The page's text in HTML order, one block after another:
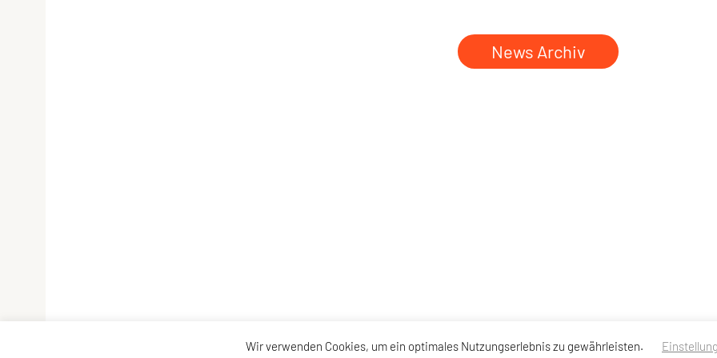
News Archiv
Wir verwenden Cookies, um ein optimales Nutzungserlebnis zu gewährleisten.